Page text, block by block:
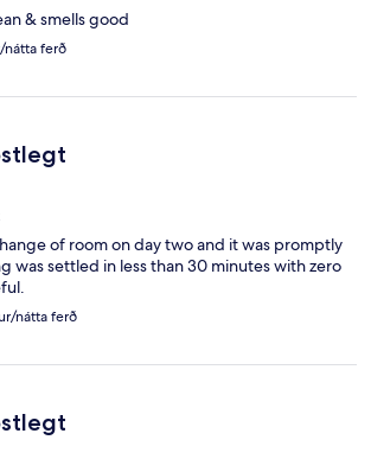
& smells good
nátta ferð
of room on day two and it was promptly
was settled in less than 30 minutes with zero
nátta ferð